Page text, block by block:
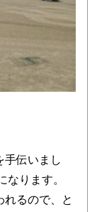
手伝いまし
なります。
れるので、と